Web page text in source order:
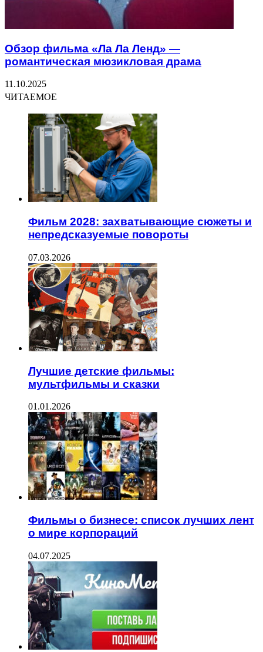
Обзор фильма «Ла Ла Ленд» —
романтическая мюзикловая драма
11.10.2025
ЧИТАЕМОЕ
Фильм 2028: захватывающие сюжеты и
непредсказуемые повороты
07.03.2026
Лучшие детские фильмы:
мультфильмы и сказки
01.01.2026
Фильмы о бизнесе: список лучших лент
о мире корпораций
04.07.2025